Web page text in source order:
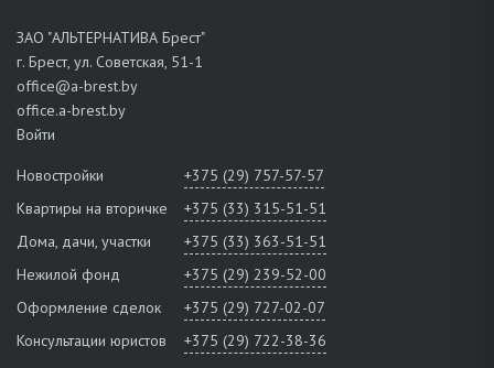
ЗАО "АЛЬТЕРНАТИВА Брест"
г. Брест, ул. Советская, 51-1
office@a-brest.by
office.a-brest.by
Войти
Новостройки
+375 (29) 757-57-57
Квартиры на вторичке
+375 (33) 315-51-51
Дома, дачи, участки
+375 (33) 363-51-51
Нежилой фонд
+375 (29) 239-52-00
Оформление сделок
+375 (29) 727-02-07
Консультации юристов
+375 (29) 722-38-36